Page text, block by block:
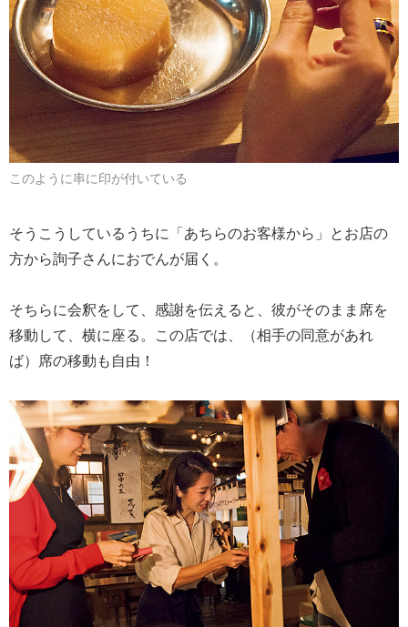
このように串に印が付いている
そうこうしているうちに「あちらのお客様から」とお店の
方から詢子さんにおでんが届く。
そちらに会釈をして、感謝を伝えると、彼がそのまま席を
移動して、横に座る。この店では、（相手の同意があれ
ば）席の移動も自由！